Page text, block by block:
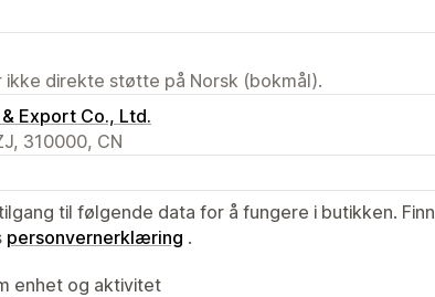
ikke direkte støtte på Norsk (bokmål).
Export Co., Ltd.
310000, CN
til følgende data for å fungere i butikken. Finn
personvernerklæring .
enhet og aktivitet